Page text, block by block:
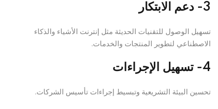
3- دعم الابتكار
تسهيل الوصول للتقنيات الحديثة مثل إنترنت الأشياء والذكاء
الاصطناعي لتطوير المنتجات والخدمات.
4- تسهيل الإجراءات
تحسين البيئة التشريعية وتبسيط إجراءات تأسيس الشركات.